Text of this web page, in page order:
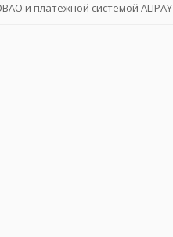
и платежной системой ALIPAY